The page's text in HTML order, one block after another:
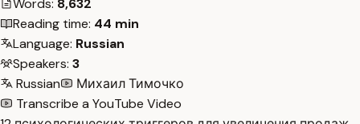
Words: 8,632
Reading time: 44 min
Language: Russian
Speakers: 3
Russian
Михаил Тимочко
Transcribe a YouTube Video